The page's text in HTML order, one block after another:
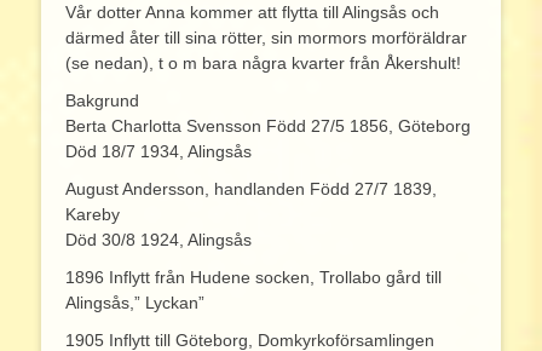
Vår dotter Anna kommer att flytta till Alingsås och
därmed åter till sina rötter, sin mormors morföräldrar
(se nedan), t o m bara några kvarter från Åkershult!
Bakgrund
Berta Charlotta Svensson Född 27/5 1856, Göteborg
Död 18/7 1934, Alingsås
August Andersson, handlanden Född 27/7 1839,
Kareby
Död 30/8 1924, Alingsås
1896 Inflytt från Hudene socken, Trollabo gård till
Alingsås,” Lyckan”
1905 Inflytt till Göteborg, Domkyrkoförsamlingen